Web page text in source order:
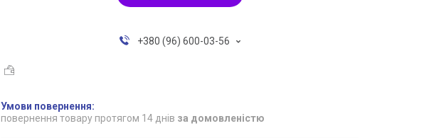
+380 (96) 600-03-56
повернення товару протягом 14 днів за домовленістю